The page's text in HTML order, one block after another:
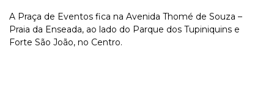
A Praça de Eventos fica na Avenida Thomé de Souza –
Praia da Enseada, ao lado do Parque dos Tupiniquins e
Forte São João, no Centro.